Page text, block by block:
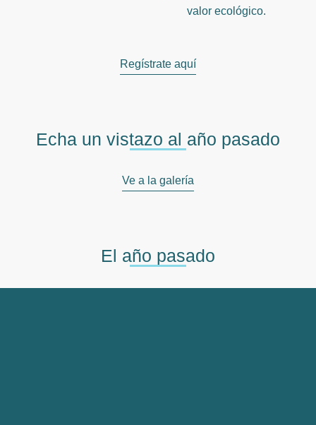
valor ecológico.
Regístrate aquí
Echa un vistazo al año pasado
Ve a la galería
El año pasado